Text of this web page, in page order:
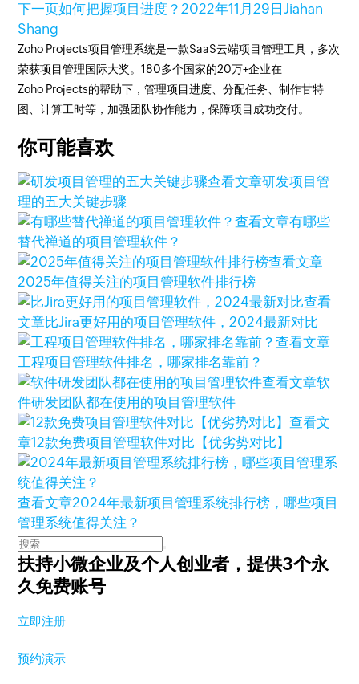
下一页如何把握项目进度？2022年11月29日Jiahan
Shang
Zoho Projects项目管理系统是一款SaaS云端项目管理工具，多次
荣获项目管理国际大奖。180多个国家的20万+企业在
Zoho Projects的帮助下，管理项目进度、分配任务、制作甘特
图、计算工时等，加强团队协作能力，保障项目成功交付。
你可能喜欢
查看文章研发项目管
理的五大关键步骤
查看文章有哪些
替代禅道的项目管理软件？
查看文章
2025年值得关注的项目管理软件排行榜
查看
文章比Jira更好用的项目管理软件，2024最新对比
查看文章
工程项目管理软件排名，哪家排名靠前？
查看文章软
件研发团队都在使用的项目管理软件
查看文
章12款免费项目管理软件对比【优劣势对比】
查看文章2024年最新项目管理系统排行榜，哪些项目
管理系统值得关注？
扶持小微企业及个人创业者，提供3个永
久免费账号
立即注册
预约演示